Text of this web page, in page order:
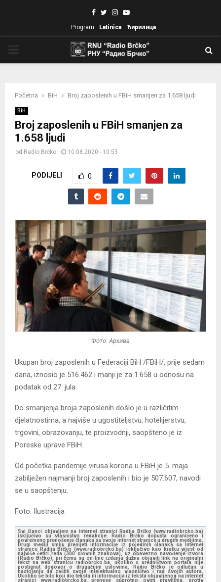
Facebook
TwitterInstagram
Youtube
Program Latinica Ћирилица
Početna BiH Broj zaposlenih u FBiH smanjen za 1.658 ljudi
BiH
Broj zaposlenih u FBiH smanjen za
1.658 ljudi
od Radio Brčko 10.08.2020 - 10:53
PODIJELI 0
Фото: Архива
Ukupan broj zaposlenih u Federaciji BiH /FBiH/, prije sedam
dana, iznosio je 516.462 i manji je za 1.658 u odnosu na
podatak od 27. jula.
Do smanjenja broja zaposlenih došlo je u različitim
djelatnostima, a najviše u ugostiteljstvu, hotelijerstvu,
trgovini, obrazovanju, te proizvodnji, saopšteno je iz
Poreske uprave FBiH.
Od početka pandemije virusa korona u FBiH je 5. maja
zabilježen najmanji broj zaposlenih i bio je 507.607, navodi
se u saopštenju.
Foto: Ilustracija
Svi članci objavljeni na internet stranici Radija Brčko (www.radiobrcko.ba)
isključivo su vlasništvo redakcije. Radio Brčko dopušta ograničeno i
povremeno prenošenje članaka sa svoje internet stranice u drugim medijima.
Drugi mediji smiju prenijeti informacije iz pojedinih članaka sa Internet
stranice Radija Brčko (www.radiobrcko.ba) isključivo kao kratku vijest od
najviše četiri reda (300 slovnih znakova), uz obavezno navođenje izvora
(Radio Brčko), pri čemu su on-line izdanja dužna objaviti link na originalni
tekst na web stranicu radiobrcko.ba, ukoliko s uredništvom portala nije
postignut dogovor o drugačijim uslovima. Radio Brčko je odlučan u
nastojanju da zaštiti svoje intelektualno vlasništvo i rad svojih autora.
Ukoliko se bilo koji dio teksta ili informacija iz teksta objavljenog na internet
stranici www.radiobrcko.ba prenese suprotno ovim pravilima, protiv